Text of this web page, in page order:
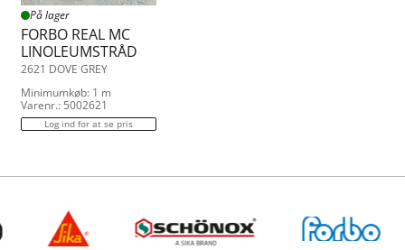
På lager
FORBO REAL MC
LINOLEUMSTRÅD
2621 DOVE GREY
Minimumkøb: 1 m
Varenr.: 5002621
Log ind for at se pris